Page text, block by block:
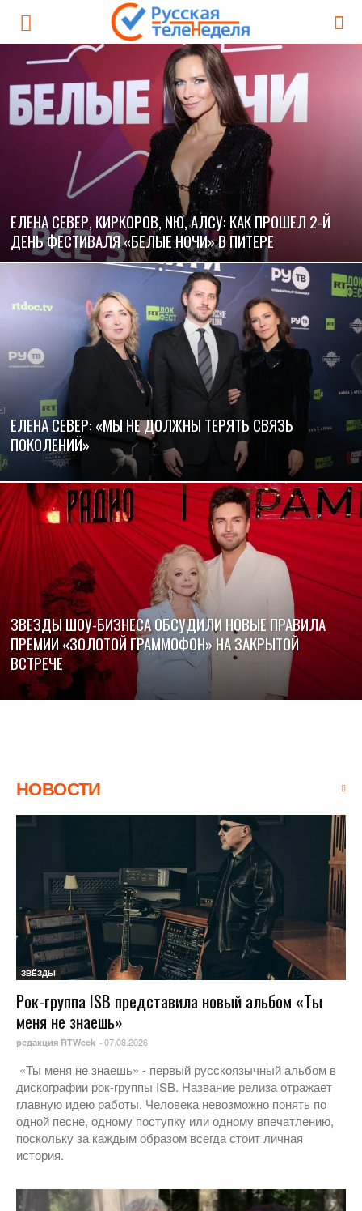
ЕЛЕНА СЕВЕР, КИРКОРОВ, NЮ, АЛСУ: КАК ПРОШЕЛ 2-Й
ДЕНЬ ФЕСТИВАЛЯ «БЕЛЫЕ НОЧИ» В ПИТЕРЕ
ЕЛЕНА СЕВЕР: «МЫ НЕ ДОЛЖНЫ ТЕРЯТЬ СВЯЗЬ
ПОКОЛЕНИЙ»
ЗВЕЗДЫ ШОУ-БИЗНЕСА ОБСУДИЛИ НОВЫЕ ПРАВИЛА
ПРЕМИИ «ЗОЛОТОЙ ГРАММОФОН» НА ЗАКРЫТОЙ
ВСТРЕЧЕ
НОВОСТИ
ЗВЁЗДЫ
Рок-группа ISB представила новый альбом «Ты
меня не знаешь»
редакция RTWeek - 07.08.2026
«Ты меня не знаешь» - первый русскоязычный альбом в
дискографии рок-группы ISB. Название релиза отражает
главную идею работы. Человека невозможно понять по
одной песне, одному поступку или одному впечатлению,
поскольку за каждым образом всегда стоит личная
история.